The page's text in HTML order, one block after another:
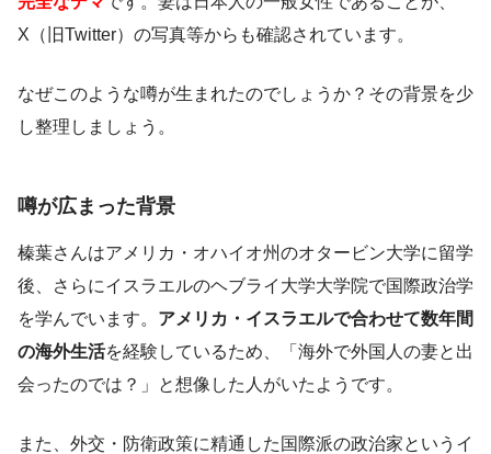
X（旧Twitter）の写真等からも確認されています。
なぜこのような噂が生まれたのでしょうか？その背景を少
し整理しましょう。
噂が広まった背景
榛葉さんはアメリカ・オハイオ州のオタービン大学に留学
後、さらにイスラエルのヘブライ大学大学院で国際政治学
を学んでいます。 アメリカ・イスラエルで合わせて数年間
の海外生活を経験しているため、「海外で外国人の妻と出
会ったのでは？」と想像した人がいたようです。
また、外交・防衛政策に精通した国際派の政治家というイ